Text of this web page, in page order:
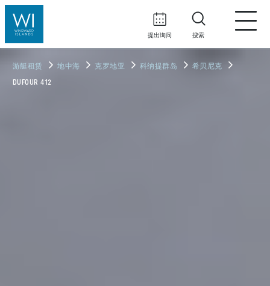
提出询问 搜索
游艇租赁 地中海 克罗地亚 科纳提群岛 希贝尼克
DUFOUR 412